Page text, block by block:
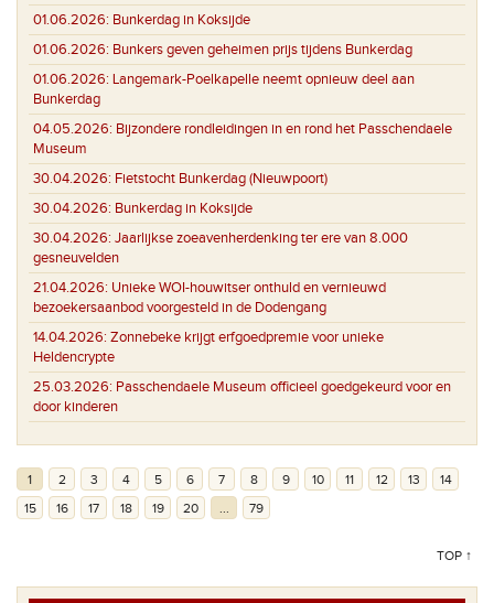
01.06.2026: Bunkerdag in Koksijde
01.06.2026: Bunkers geven geheimen prijs tijdens Bunkerdag
01.06.2026: Langemark-Poelkapelle neemt opnieuw deel aan
Bunkerdag
04.05.2026: Bijzondere rondleidingen in en rond het Passchendaele
Museum
30.04.2026: Fietstocht Bunkerdag (Nieuwpoort)
30.04.2026: Bunkerdag in Koksijde
30.04.2026: Jaarlijkse zoeavenherdenking ter ere van 8.000
gesneuvelden
21.04.2026: Unieke WOI-houwitser onthuld en vernieuwd
bezoekersaanbod voorgesteld in de Dodengang
14.04.2026: Zonnebeke krijgt erfgoedpremie voor unieke
Heldencrypte
25.03.2026: Passchendaele Museum officieel goedgekeurd voor en
door kinderen
1 2 3 4 5 6 7 8 9 10 11 12 13
14
15
16 17 18 19 20 79
TOP ↑